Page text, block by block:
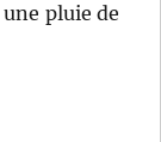
pluie de